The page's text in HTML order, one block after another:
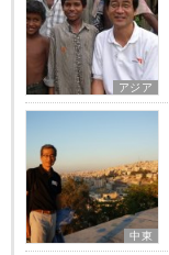
アジア
中東